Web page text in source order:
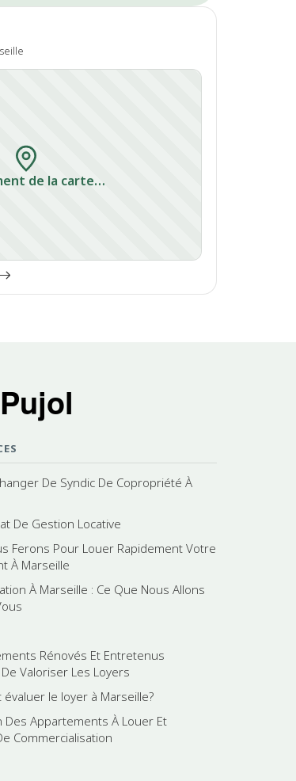
de la carte…
De Syndic De Copropriété À
De Gestion Locative
Ferons Pour Louer Rapidement Votre
À Marseille
À Marseille : Ce Que Nous Allons
Rénovés Et Entretenus
Valoriser Les Loyers
évaluer le loyer à Marseille?
Des Appartements À Louer Et
Commercialisation